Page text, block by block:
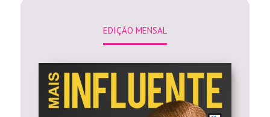
EDIÇÃO MENSAL